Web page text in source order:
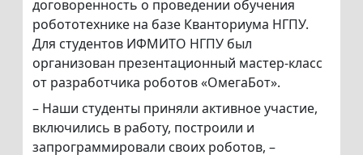
договоренность о проведении обучения
робототехнике на базе Кванториума НГПУ.
Для студентов ИФМИТО НГПУ был
организован презентационный мастер-класс
от разработчика роботов «ОмегаБот».
– Наши студенты приняли активное участие,
включились в работу, построили и
запрограммировали своих роботов, –